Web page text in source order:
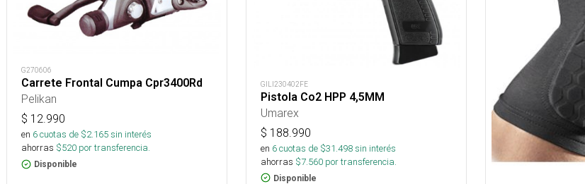
G270606
Carrete Frontal Cumpa Cpr3400Rd
Pelikan
$ 12.990
en 6cuotas de $2.165sin interés
ahorras $520 por transferencia.
Disponible
GILI230402FE
Pistola Co2 HPP 4,5MM
Umarex
$ 188.990
en 6cuotas de $31.498sin interés
ahorras $7.560 por transferencia.
Disponible